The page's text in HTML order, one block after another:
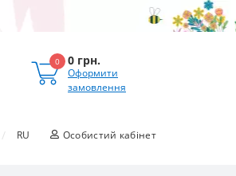
0 0 грн.
Оформити
замовлення
/ RU Особистий кабінет